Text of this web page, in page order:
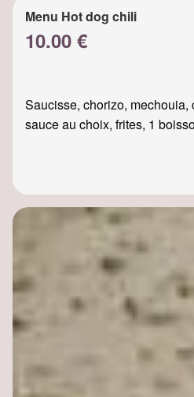
Menu Hot dog chili
10.00 €
Saucisse, chorizo, mechouia,
sauce au choix, frites, 1